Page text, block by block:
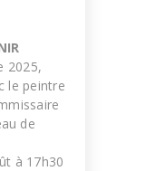
2025,
le peintre
de
à 17h30